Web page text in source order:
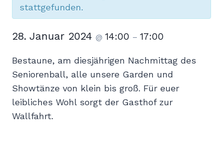
stattgefunden.
28. Januar 2024 @ 14:00 – 17:00
Bestaune, am diesjährigen Nachmittag des
Seniorenball, alle unsere Garden und
Showtänze von klein bis groß. Für euer
leibliches Wohl sorgt der Gasthof zur
Wallfahrt.